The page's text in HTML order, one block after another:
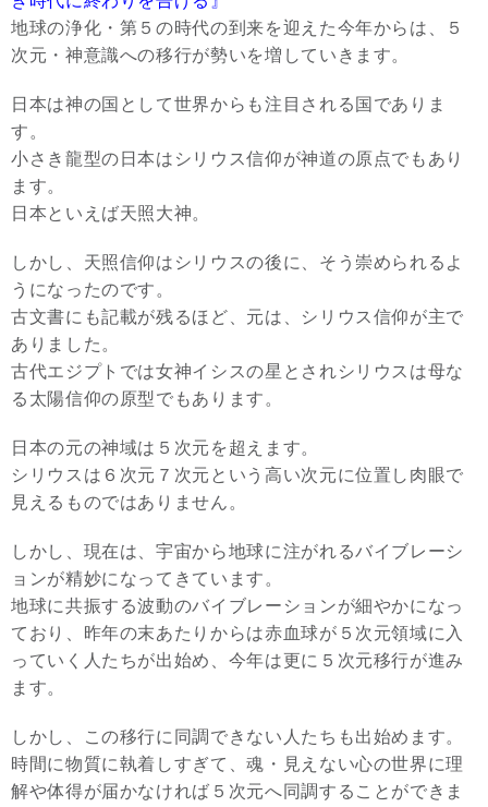
地球の浄化・第５の時代の到来を迎えた今年からは、５
次元・神意識への移行が勢いを増していきます。
日本は神の国として世界からも注目される国でありま
す。
小さき龍型の日本はシリウス信仰が神道の原点でもあり
ます。
日本といえば天照大神。
しかし、天照信仰はシリウスの後に、そう崇められるよ
うになったのです。
古文書にも記載が残るほど、元は、シリウス信仰が主で
ありました。
古代エジプトでは女神イシスの星とされシリウスは母な
る太陽信仰の原型でもあります。
日本の元の神域は５次元を超えます。
シリウスは６次元７次元という高い次元に位置し肉眼で
見えるものではありません。
しかし、現在は、宇宙から地球に注がれるバイブレーシ
ョンが精妙になってきています。
地球に共振する波動のバイブレーションが細やかになっ
ており、昨年の末あたりからは赤血球が５次元領域に入
っていく人たちが出始め、今年は更に５次元移行が進み
ます。
しかし、この移行に同調できない人たちも出始めます。
時間に物質に執着しすぎて、魂・見えない心の世界に理
解や体得が届かなければ５次元へ同調することができま